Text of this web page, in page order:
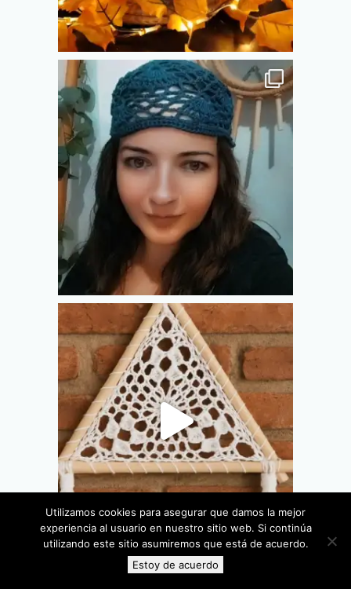
Utilizamos cookies para asegurar que damos la mejor
experiencia al usuario en nuestro sitio web. Si continúa
utilizando este sitio asumiremos que está de acuerdo.
Estoy de acuerdo